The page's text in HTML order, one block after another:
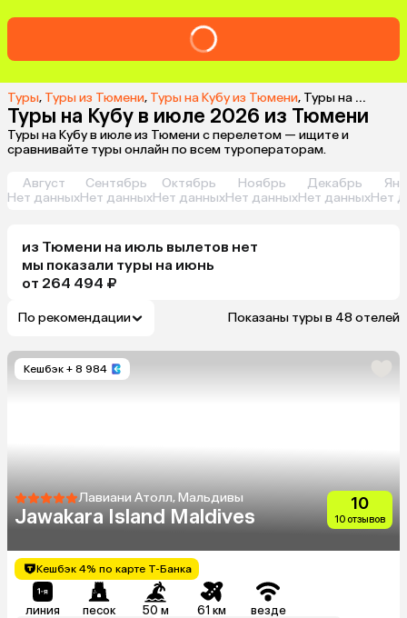
Туры, Туры из Тюмени, Туры на Кубу из Тюмени, Туры на Кубу в июле 2026 из Тюмени
Туры на Кубу в июле 2026 из Тюмени
Туры на Кубу в июле из Тюмени с перелетом — ищите и
сравнивайте туры онлайн по всем туроператорам.
Август
Нет данных
Сентябрь
Нет данных
Октябрь
Нет данных
Ноябрь
Нет данных
Декабрь
Нет данныхНет
из Тюмени на июль вылетов нет
мы показали туры на июнь
от 264 494 ₽
По рекомендации Показаны туры в 48 отелей
Кешбэк + 8 984
Лавиани Атолл, Мальдивы
Jawakara Island Maldives
10
10 отзывов
Кешбэк 4% по карте Т-Банка
линия песок 50 м 61 км везде